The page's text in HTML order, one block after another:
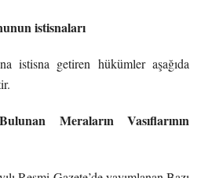
istisnaları
istisna getiren hükümler aşağıda
Meraların Vasıflarının